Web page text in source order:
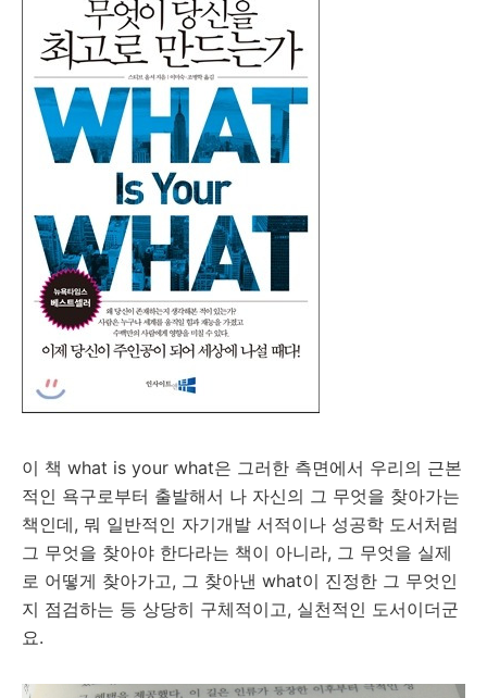
이 책 what is your what은 그러한 측면에서 우리의 근본
적인 욕구로부터 출발해서 나 자신의 그 무엇을 찾아가는
책인데, 뭐 일반적인 자기개발 서적이나 성공학 도서처럼
그 무엇을 찾아야 한다라는 책이 아니라, 그 무엇을 실제
로 어떻게 찾아가고, 그 찾아낸 what이 진정한 그 무엇인
지 점검하는 등 상당히 구체적이고, 실천적인 도서이더군
요.